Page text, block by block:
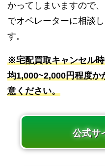
かってしまいますので
でオペレーターに相談
す。
※宅配買取キャンセル
均1,000~2,000円程度か
意ください。
公式サ